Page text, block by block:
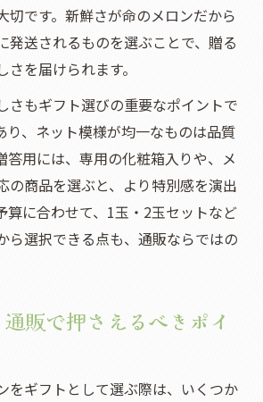
切です。新鮮さが命のメロンだから
発送されるものを選ぶことで、贈る
を届けられます。
さもギフト選びの重要なポイントで
り、ネット模様が均一なものは品質
答用には、専用の化粧箱入りや、メ
の商品を選ぶと、より特別感を演出
算に合わせて、1玉・2玉セットなど
ら選択できる点も、通販ならではの
販で押さえるべきポイ
をギフトとして選ぶ際は、いくつか